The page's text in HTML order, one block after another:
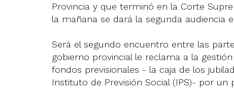
Provincia y que terminó en la Corte
la mañana se dará la segunda audiencia
Será el segundo encuentro entre las
gobierno provincial le reclama a la
fondos previsionales - la caja de los
Instituto de Previsión Social (IPS)- por un